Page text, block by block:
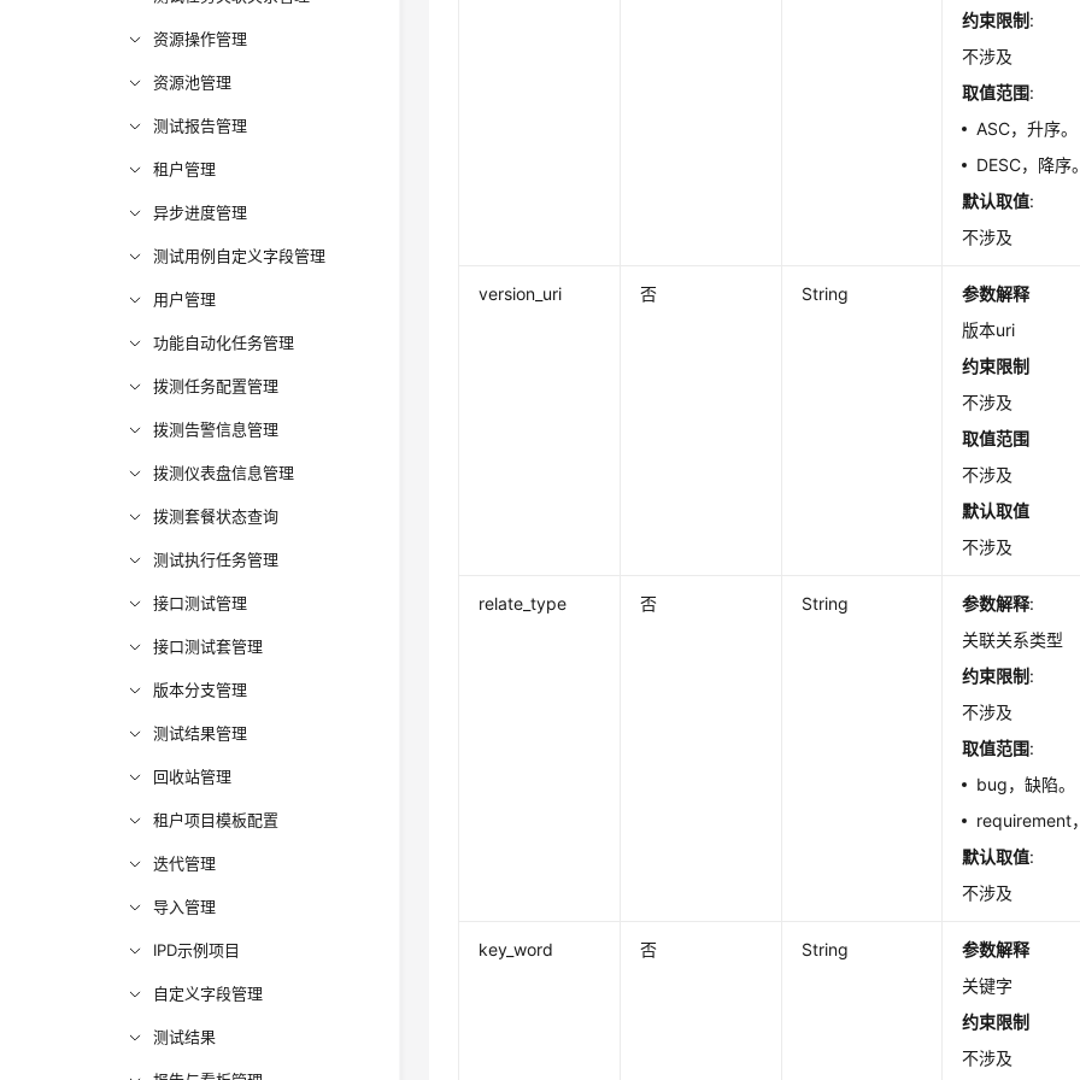
资源操作管理
资源池管理
测试报告管理
租户管理
异步进度管理
测试用例自定义字段管理
用户管理
功能自动化任务管理
拨测任务配置管理
拨测告警信息管理
拨测仪表盘信息管理
拨测套餐状态查询
测试执行任务管理
接口测试管理
接口测试套管理
版本分支管理
测试结果管理
回收站管理
租户项目模板配置
迭代管理
导入管理
IPD示例项目
自定义字段管理
测试结果
约束限制 :
不涉及
取值范围:
ASC，升序。
DESC，降序
默认取值:
不涉及
version_uri 否 String
参数解释
版本uri
约束限制
不涉及
取值范围
不涉及
默认取值
不涉及
relate_type 否 String 参数解释:
关联关系类型
约束限制 :
不涉及
取值范围:
bug，缺陷。
requirement
默认取值:
不涉及
key_word 否 String
参数解释
关键字
约束限制
不涉及